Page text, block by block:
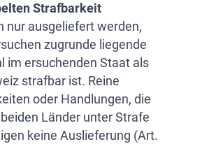
Strafbarkeit
nur ausgeliefert werden,
zugrunde liegende
im ersuchenden Staat als
strafbar ist. Reine
oder Handlungen, die
Länder unter Strafe
keine Auslieferung (Art.